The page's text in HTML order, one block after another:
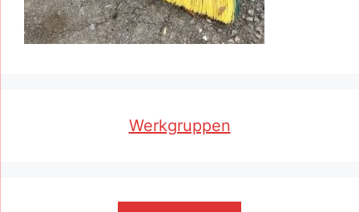
Werkgruppen